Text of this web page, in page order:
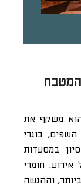
המטבח
משקף את
בוגרי
במסעדות
אירוע. חומרי
וההגשה